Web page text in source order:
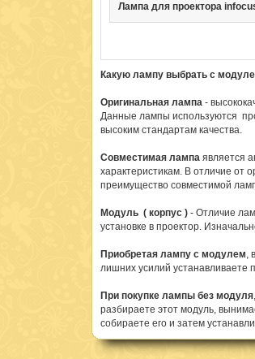
Лампа для проектора
Какую лампу выбрать с
Оригинальная лампа -
Данные лампы используются
высоким стандартам качества.
Совместимая лампа является
характеристикам. В отличие от
преимущество совместимой
Модуль ( корпус ) - Отличие
установке в проектор.
Приобретая лампу с модулем,
лишних усилий устанавливаете
При покупке лампы без модуля
разбираете этот модуль,
собираете его и затем